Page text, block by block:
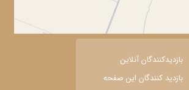
بازديدکنندگان آنلاين
بازديد کنندگان اين صفحه